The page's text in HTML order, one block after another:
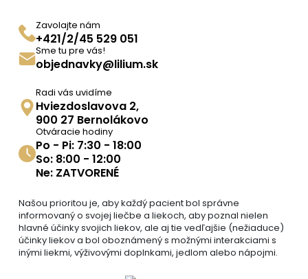
Zavolajte nám
+421/2/45 529 051
Sme tu pre vás!
objednavky@lilium.sk
Radi vás uvidíme
Hviezdoslavova 2,
900 27 Bernolákovo
Otváracie hodiny
Po - Pi: 7:30 - 18:00
So: 8:00 - 12:00
Ne: ZATVORENÉ
Našou prioritou je, aby každý pacient bol správne
informovaný o svojej liečbe a liekoch, aby poznal nielen
hlavné účinky svojich liekov, ale aj tie vedľajšie (nežiaduce)
účinky liekov a bol oboznámený s možnými interakciami s
inými liekmi, výživovými doplnkami, jedlom alebo nápojmi.